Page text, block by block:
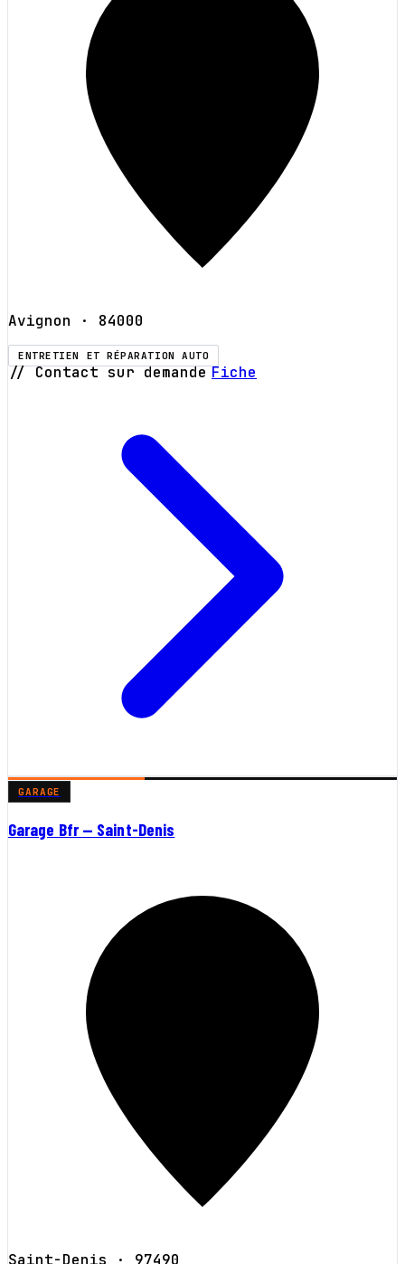
Avignon · 84000
ENTRETIEN ET RÉPARATION AUTO
// Contact sur demande Fiche
GARAGE
Garage Bfr — Saint-Denis
Saint-Denis · 97490